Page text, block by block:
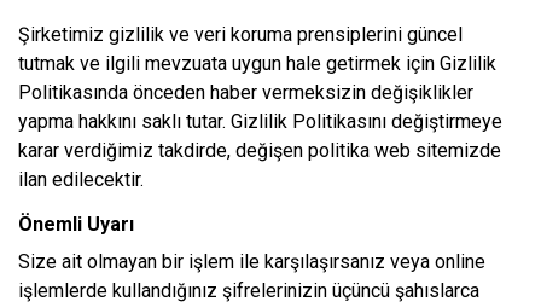
Şirketimiz gizlilik ve veri koruma prensiplerini güncel
tutmak ve ilgili mevzuata uygun hale getirmek için Gizlilik
Politikasında önceden haber vermeksizin değişiklikler
yapma hakkını saklı tutar. Gizlilik Politikasını değiştirmeye
karar verdiğimiz takdirde, değişen politika web sitemizde
ilan edilecektir.
Önemli Uyarı
Size ait olmayan bir işlem ile karşılaşırsanız veya online
işlemlerde kullandığınız şifrelerinizin üçüncü şahıslarca